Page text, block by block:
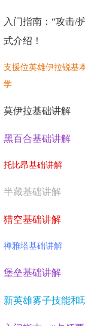
入门指南：“攻击/
式介绍！
支援位英雄伊拉锐基
学
莫伊拉基础讲解
黑百合基础讲解
托比昂基础讲解
半藏基础讲解
猎空基础讲解
禅雅塔基础讲解
堡垒基础讲解
新英雄雾子技能和